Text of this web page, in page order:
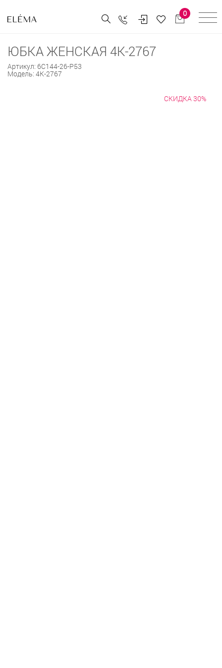
0
ЮБКА ЖЕНСКАЯ 4К-2767
Артикул: 6С144-26-Р53
Модель: 4К-2767
СКИДКА 30%